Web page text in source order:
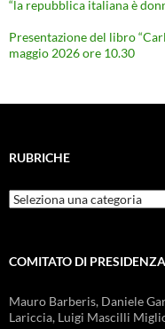
“la repubblica italiana è
Presentazione del libro
maggio 2026 ore 10.30
RUBRICHE
Rubriche
COMITATO DI
Mauro Barberis, Daniele
Lariccia, Luigi Mascilli